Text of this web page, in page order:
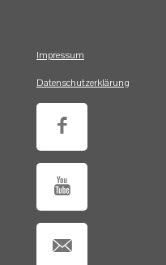
Impressum
Datenschutzerklärung